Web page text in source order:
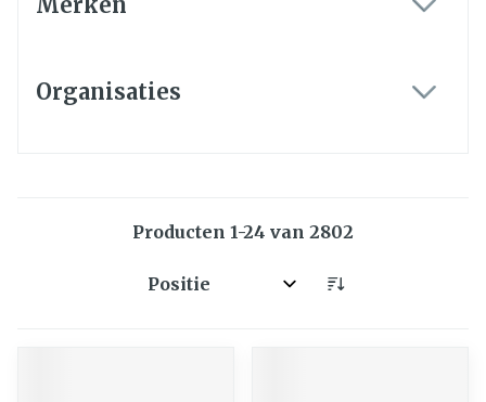
Organisaties
Producten 1-24 van 2802
Sorteer op: